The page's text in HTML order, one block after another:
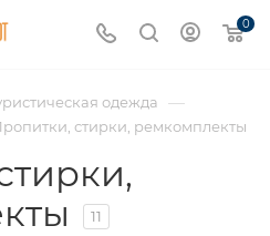
0
одежда —
стирки, ремкомплекты
11